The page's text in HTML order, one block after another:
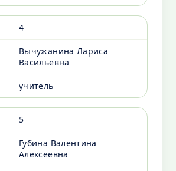
4
Вычужанина Лариса
Васильевна
учитель
5
Губина Валентина
Алексеевна